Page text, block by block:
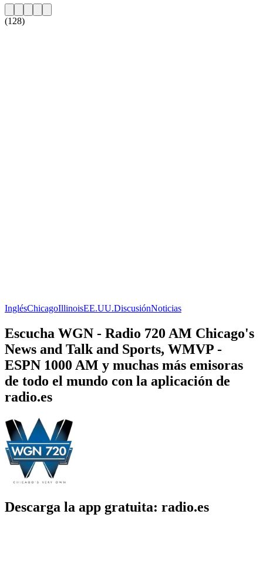
(128)
InglésChicagoIllinoisEE.UU.DiscusiónNoticias
Escucha WGN - Radio 720 AM Chicago's
News and Talk and Sports, WMVP -
ESPN 1000 AM y muchas más emisoras
de todo el mundo con la aplicación de
radio.es
Descarga la app gratuita: radio.es